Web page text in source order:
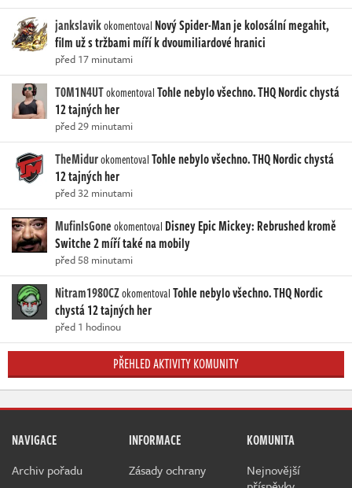
jankslavikokomentoval Nový Spider-Man je kolosální megahit,
film už s tržbami míří k dvoumiliardové hranici
před 17 minutami
T0M1N4UTokomentovalTohle nebylo všechno. THQ Nordic chystá
12 tajných her
před 29 minutami
TheMidurokomentovalTohle nebylo všechno. THQ Nordic chystá
12 tajných her
před 32 minutami
MufinIsGoneokomentoval Disney Epic Mickey: Rebrushed kromě
Switche 2 míří také na mobily
před 58 minutami
Nitram1980CZokomentovalTohle nebylo všechno. THQ Nordic
chystá 12 tajných her
před 1 hodinou
PŘEHLED AKTIVITY KOMUNITY
NAVIGACE
Archiv pořadu
INFORMACE
Zásady ochrany
KOMUNITA
Nejnovější